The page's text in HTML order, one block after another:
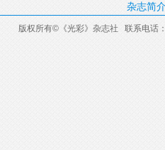
杂志简
版权所有© 《光彩》杂志社 联系电话